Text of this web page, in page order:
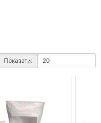
Показати: